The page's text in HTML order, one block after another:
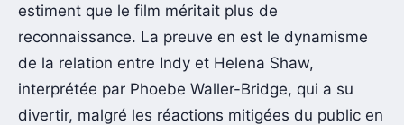
estiment que le film méritait plus de
reconnaissance. La preuve en est le dynamisme
de la relation entre Indy et Helena Shaw,
interprétée par Phoebe Waller-Bridge, qui a su
divertir, malgré les réactions mitigées du public en